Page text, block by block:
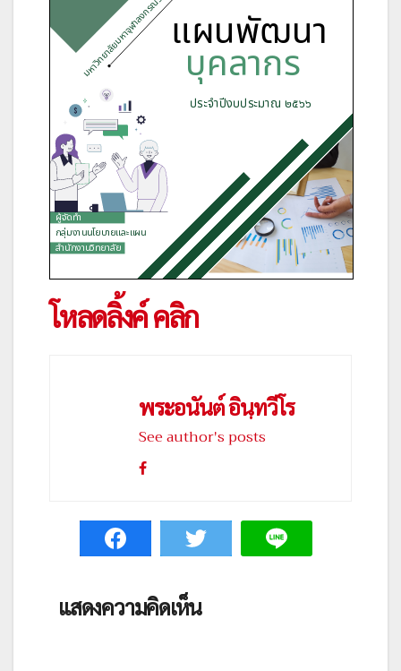
โหลดลิ้งค์ คลิก
พระอนันต์ อินฺทวีโร
See author's posts
แสดงความคิดเห็น